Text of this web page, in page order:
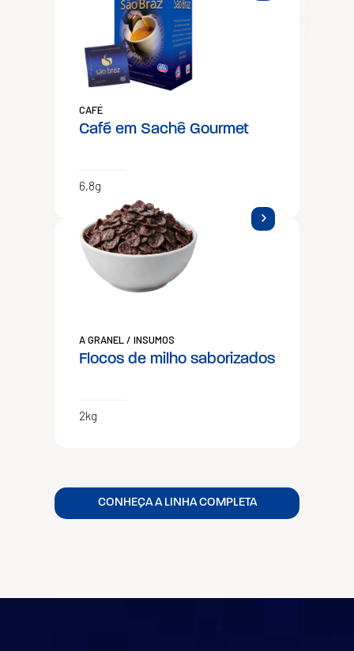
CAFÉ
Café em Sachê Gourmet
6,8g
A GRANEL / INSUMOS
Flocos de milho saborizados
2kg
CONHEÇA A LINHA COMPLETA